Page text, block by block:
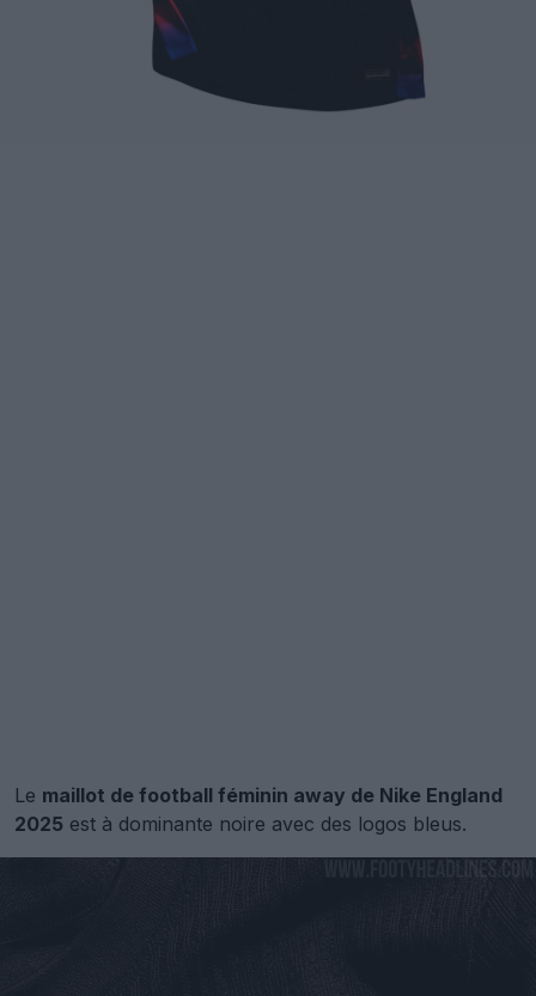
Le maillot de football féminin away de Nike England
2025 est à dominante noire avec des logos bleus.